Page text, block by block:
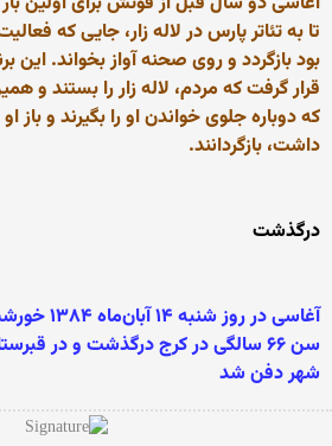
تا به تئاتر پارس در لاله زار، جایی که
بود بازگردد و روی صحنه آواز بخواند. این
قرار گرفت که مردم، لاله زار را بستند
که دوباره جلوی خواندن او را بگیرند و باز
داشت، بازگردانند.
درگذشت
آغاسی در
سن ۶۶ سالگی در کرج درگذشت و در
شهر دفن شد